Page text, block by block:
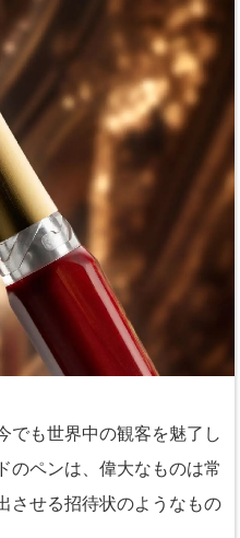
でも世界中の観客を魅了し
のペンは、偉大なものは常
させる招待状のようなもの